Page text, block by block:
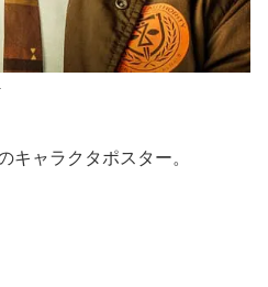
キャラクタポスター。